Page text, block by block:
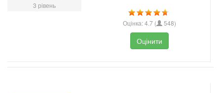
3 рівень
Оцінка:4.7 ( 548)
Оцінити